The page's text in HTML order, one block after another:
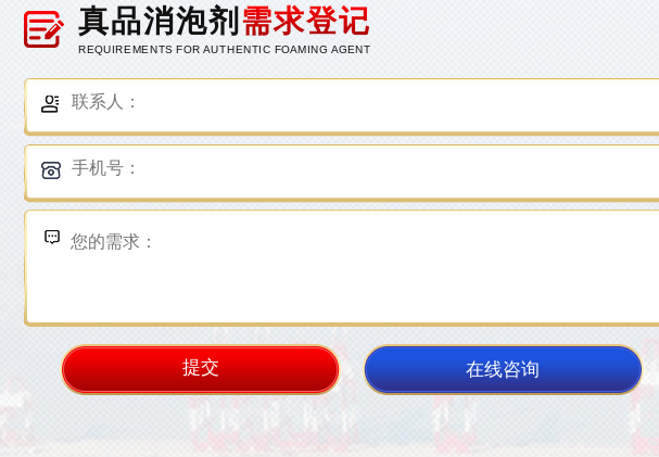
真品消泡剂 需求登记
REQUIREMENTS FOR AUTHENTIC FOAMING AGENT
在线咨询